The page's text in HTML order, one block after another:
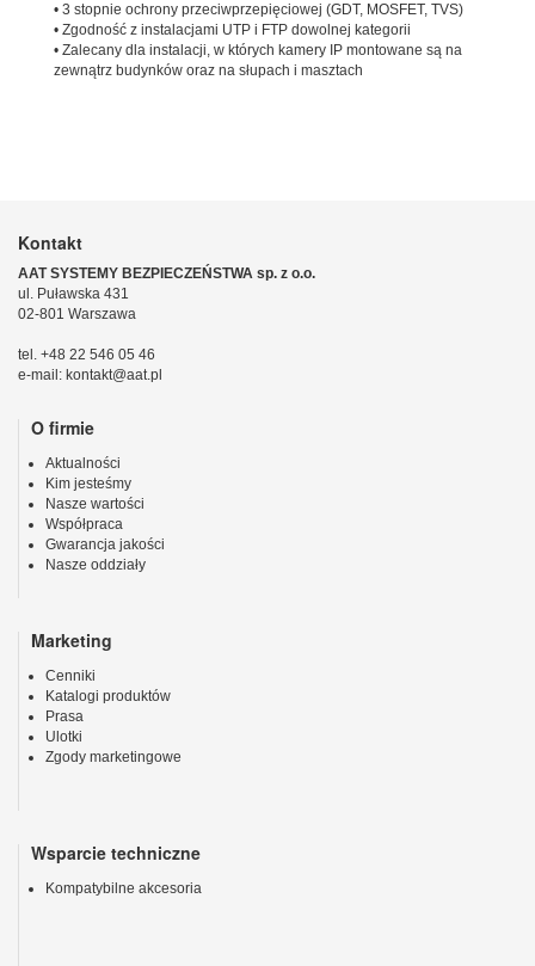
• 3 stopnie ochrony przeciwprzepięciowej (GDT, MOSFET, TVS)
• Zgodność z instalacjami UTP i FTP dowolnej kategorii
• Zalecany dla instalacji, w których kamery IP montowane są na
zewnątrz budynków oraz na słupach i masztach
Kontakt
AAT SYSTEMY BEZPIECZEŃSTWA sp. z o.o.
ul. Puławska 431
02-801 Warszawa
tel. +48 22 546 05 46
e-mail: kontakt@aat.pl
O firmie
Aktualności
Kim jesteśmy
Nasze wartości
Współpraca
Gwarancja jakości
Nasze oddziały
Marketing
Cenniki
Katalogi produktów
Prasa
Ulotki
Zgody marketingowe
Wsparcie techniczne
Kompatybilne akcesoria